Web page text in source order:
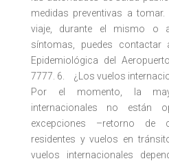
medidas preventivas a
viaje, durante el mismo o
síntomas, puedes contactar
Epidemiológica del
7777. 6. ¿Los vuelos
Por el momento, la
internacionales no están
excepciones –retorno de
residentes y vuelos en
vuelos internacionales